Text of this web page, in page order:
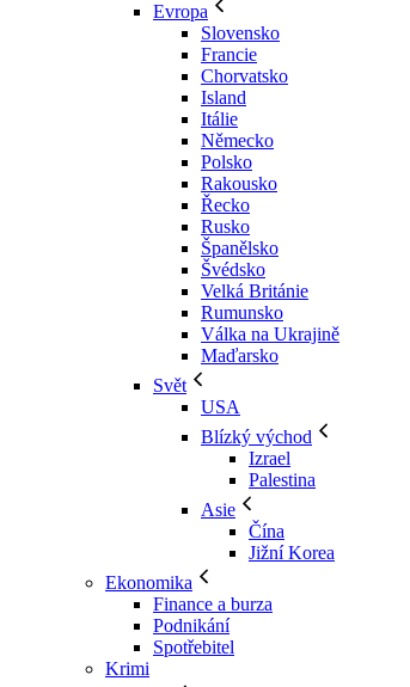
Evropa
Slovensko
Francie
Chorvatsko
Island
Itálie
Německo
Polsko
Rakousko
Řecko
Rusko
Španělsko
Švédsko
Velká Británie
Rumunsko
Válka na Ukrajině
Maďarsko
Svět
USA
Blízký východ
Izrael
Palestina
Asie
Čína
Jižní Korea
Ekonomika
Finance a burza
Podnikání
Spotřebitel
Krimi